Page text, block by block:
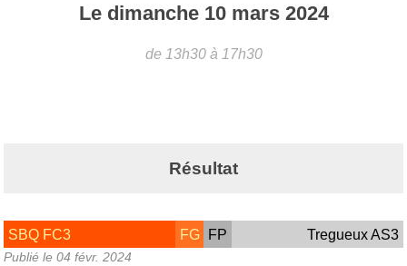
Le dimanche 10 mars 2024
de 13h30 à 17h30
Résultat
SBQ FC3 FG FP Tregueux AS3
Publié le 04 févr. 2024